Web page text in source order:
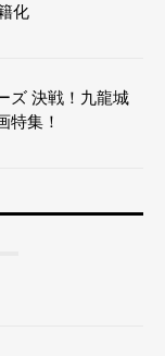
化
ズ 決戦！九龍城
特集！